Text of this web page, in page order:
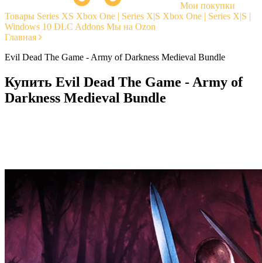
Мои покупки
Товары Series XS Xbox One | Series X|S Xbox One | Series X|S |
Windows 10 DLC Addons Мы на Ozon
Главная
Evil Dead The Game - Army of Darkness Medieval Bundle
Купить Evil Dead The Game - Army of
Darkness Medieval Bundle